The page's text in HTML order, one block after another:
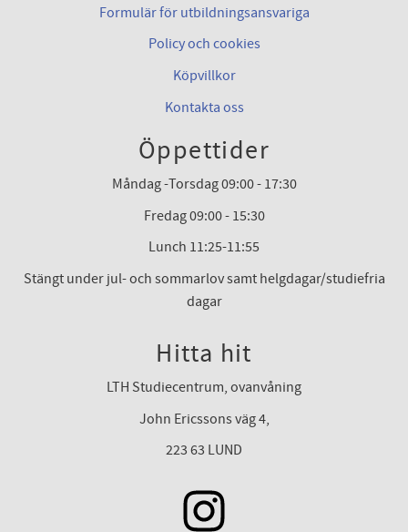
Formulär för utbildningsansvariga
Policy och cookies
Köpvillkor
Kontakta oss
Öppettider
Måndag -Torsdag 09:00 - 17:30
Fredag 09:00 - 15:30
Lunch 11:25-11:55
Stängt under jul- och sommarlov samt helgdagar/studiefria
dagar
Hitta hit
LTH Studiecentrum, ovanvåning
John Ericssons väg 4,
223 63 LUND